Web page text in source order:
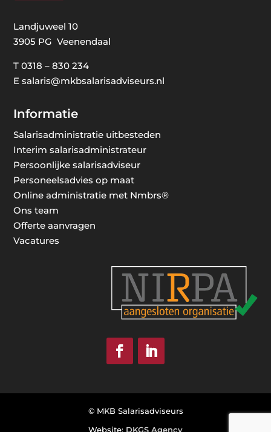
Landjuweel 10
3905 PG Veenendaal
T0318 – 830 234
Esalaris@mkbsalarisadviseurs.nl
Informatie
Salarisadministratie uitbesteden
Interim salarisadministrateur
Persoonlijke salarisadviseur
Personeelsadvies op maat
Online administratie met Nmbrs®
Ons team
Offerte aanvragen
Vacatures
© MKB Salarisadviseurs
Website: DKGS Agency